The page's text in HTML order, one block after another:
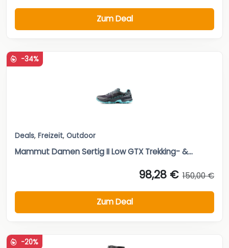
Zum Deal
-34%
Deals, Freizeit, Outdoor
Mammut Damen Sertig II Low GTX Trekking- &...
98,28 € 150,00 €
Zum Deal
-20%